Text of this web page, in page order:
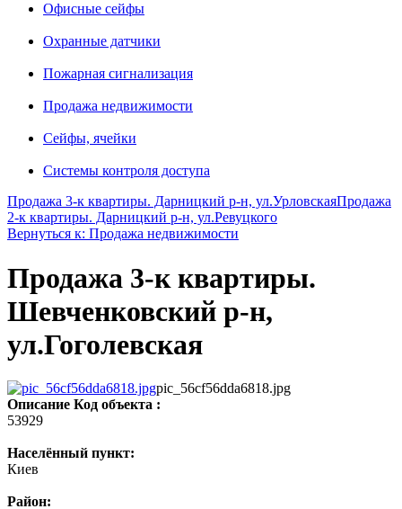
Офисные сейфы
Охранные датчики
Пожарная сигнализация
Продажа недвижимости
Сейфы, ячейки
Системы контроля доступа
Продажа 3-к квартиры. Дарницкий р-н, ул.УрловскаяПродажа
2-к квартиры. Дарницкий р-н, ул.Ревуцкого
Вернуться к: Продажа недвижимости
Продажа 3-к квартиры.
Шевченковский р-н,
ул.Гоголевская
pic_56cf56dda6818.jpg
Описание Код объекта :
53929
Населённый пункт:
Киев
Район: